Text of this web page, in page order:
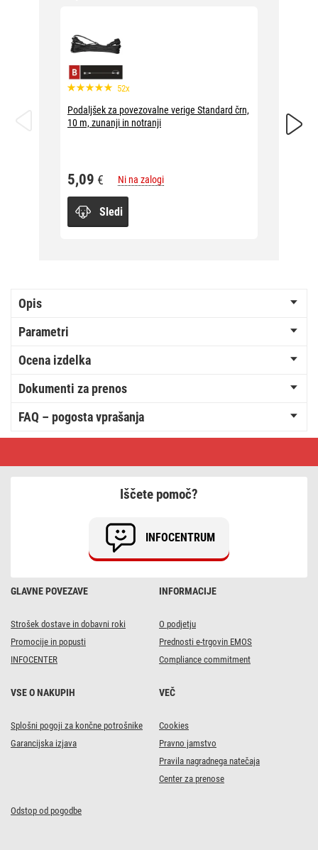
52x
Podaljšek za povezovalne verige Standard črn,
10 m, zunanji in notranji
5,09 € Ni na zalogi
Sledi
Opis
Parametri
Ocena izdelka
Dokumenti za prenos
FAQ – pogosta vprašanja
zastor
GLAVNE POVEZAVE
Strošek dostave in dobavni roki
Promocije in popusti
INFOCENTER
INFORMACIJE
O podjetju
Prednosti e-trgovin EMOS
Compliance commitment
VSE O NAKUPIH
Splošni pogoji za končne potrošnike
Garancijska izjava
VEČ
Cookies
Pravno jamstvo
Pravila nagradnega natečaja
Center za prenose
Odstop od pogodbe
Iščete pomoč?
INFOCENTRUM